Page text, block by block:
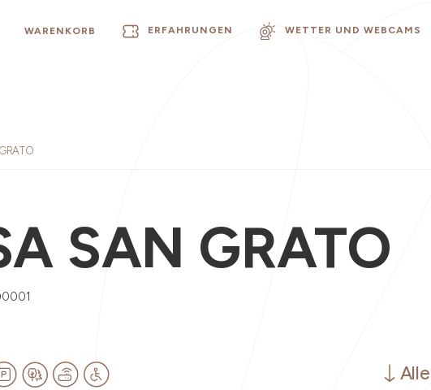
WARENKORB ERFAHRUNGEN WETTER UND WEBCAMS
SAN GRATO